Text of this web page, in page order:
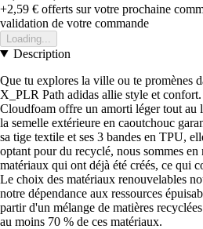
+2,59 € offerts sur votre prochaine
validation de votre commande
Loading...
Description
Que tu explores la ville ou te promènes
X_PLR Path adidas allie style et
Cloudfoam offre un amorti léger tout au
la semelle extérieure en caoutchouc
sa tige textile et ses 3 bandes en TPU,
optant pour du recyclé, nous sommes en
matériaux qui ont déjà été créés, ce qui
Le choix des matériaux renouvelables
notre dépendance aux ressources
partir d'un mélange de matières
au moins 70 % de ces matériaux.